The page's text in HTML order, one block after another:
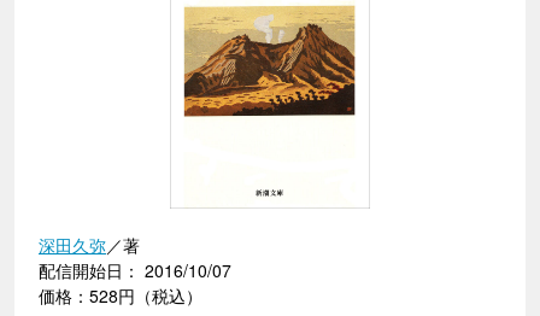
深田久弥／著
配信開始日： 2016/10/07
価格：528円（税込）